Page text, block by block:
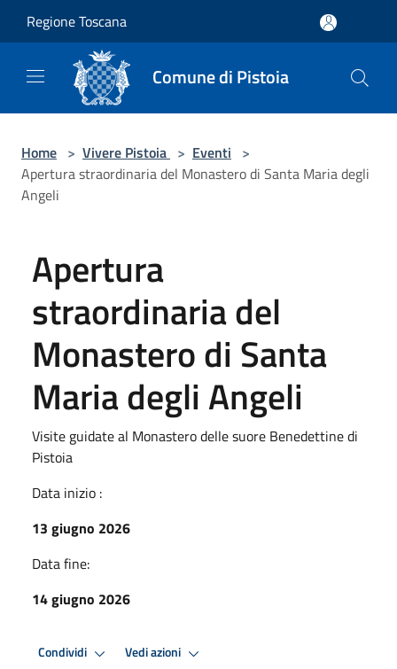
Regione Toscana
Comune di Pistoia
Home > Vivere Pistoia > Eventi >
Apertura straordinaria del Monastero di Santa Maria degli
Angeli
Apertura
straordinaria del
Monastero di Santa
Maria degli Angeli
Visite guidate al Monastero delle suore Benedettine di
Pistoia
Data inizio :
13 giugno 2026
Data fine:
14 giugno 2026
Condividi Vedi azioni